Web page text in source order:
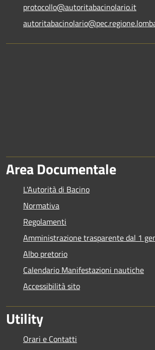
protocollo@autoritabacinolario.it
Area Documentale
L'Autorità di Bacino
Normativa
Regolamenti
Amministrazione trasparente dal 1
Albo pretorio
Calendario Manifestazioni nautiche
Accessibilità sito
Utility
Orari e Contatti